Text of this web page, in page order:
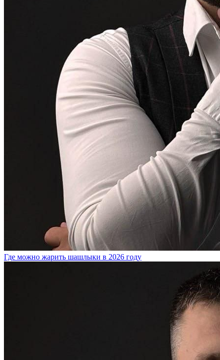
Где можно жарить шашлыки в 2026 году